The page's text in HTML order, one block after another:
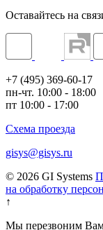
Оставайтесь на
+7 (495) 369-60-17
пн-чт. 10:00 - 18:00
пт 10:00 - 17:00
Схема проезда
gisys@gisys.ru
© 2026 GI Systems
на обработку
↑
Мы перезвоним